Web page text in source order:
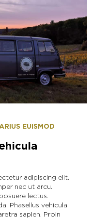
EUISMOD
adipiscing elit.
nec ut arcu.
lectus.
Phasellus vehicula
sapien. Proin